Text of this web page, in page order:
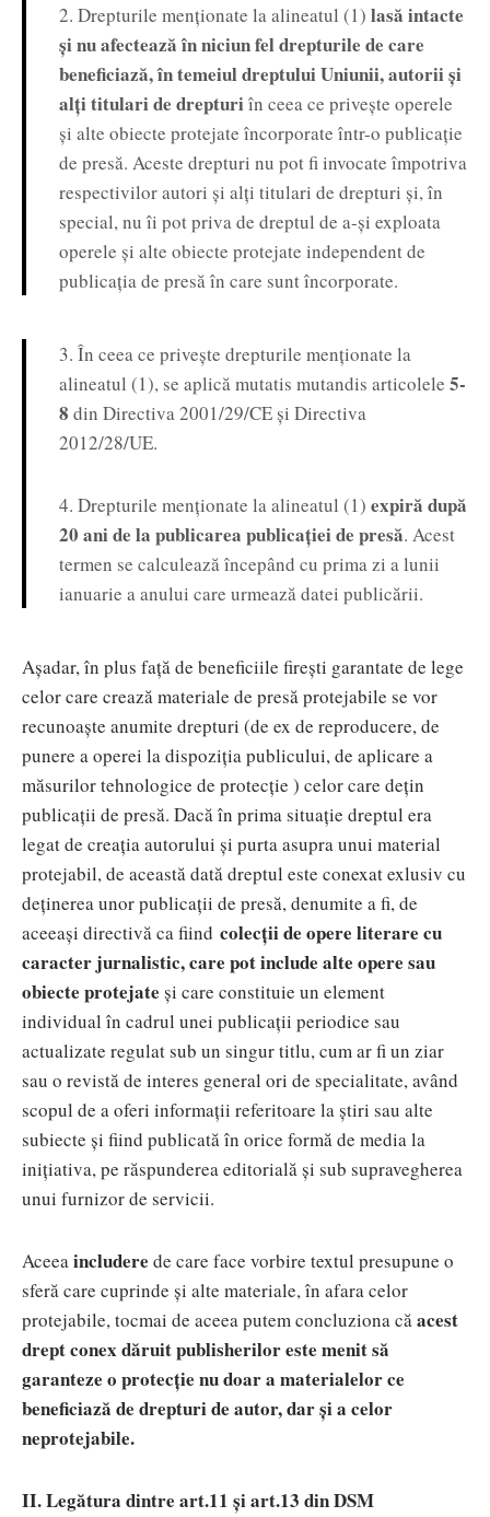
2. Drepturile menționate la alineatul (1) lasă intacte
și nu afectează în niciun fel drepturile de care
beneficiază, în temeiul dreptului Uniunii, autorii și
alți titulari de drepturiîn ceea ce privește operele
și alte obiecte protejate încorporate într-o publicație
de presă. Aceste drepturi nu pot fi invocate împotriva
respectivilor autori și alți titulari de drepturi și, în
special, nu îi pot priva de dreptul de a-și exploata
operele și alte obiecte protejate independent de
publicația de presă în care sunt încorporate.
3. În ceea ce privește drepturile menționate la
alineatul (1), se aplică mutatis mutandis articolele 5-
8 din Directiva 2001/29/CE și Directiva
2012/28/UE.
4. Drepturile menționate la alineatul (1) expiră după
20 ani de la publicarea publicației de presă. Acest
termen se calculează începând cu prima zi a lunii
ianuarie a anului care urmează datei publicării.
Așadar, în plus față de beneficiile firești garantate de lege
celor care crează materiale de presă protejabile se vor
recunoaște anumite drepturi (de ex de reproducere, de
punere a operei la dispoziția publicului, de aplicare a
măsurilor tehnologice de protecție ) celor care dețin
publicații de presă. Dacă în prima situație dreptul era
legat de creația autorului și purta asupra unui material
protejabil, de această dată dreptul este conexat exlusiv cu
deținerea unor publicații de presă, denumite a fi, de
aceeași directivă ca fiind colecții de opere literare cu
caracter jurnalistic, care pot include alte opere sau
obiecte protejate și care constituie un element
individual în cadrul unei publicații periodice sau
actualizate regulat sub un singur titlu, cum ar fi un ziar
sau o revistă de interes general ori de specialitate, având
scopul de a oferi informații referitoare la știri sau alte
subiecte și fiind publicată în orice formă de media la
inițiativa, pe răspunderea editorială și sub supravegherea
unui furnizor de servicii.
Aceeaincludere de care face vorbire textul presupune o
sferă care cuprinde și alte materiale, în afara celor
protejabile, tocmai de aceea putem concluziona căacest
drept conex dăruit publisherilor este menit să
garanteze o protecție nu doar a materialelor ce
beneficiază de drepturi de autor, dar și a celor
neprotejabile.
II. Legătura dintre art.11 și art.13 din DSM